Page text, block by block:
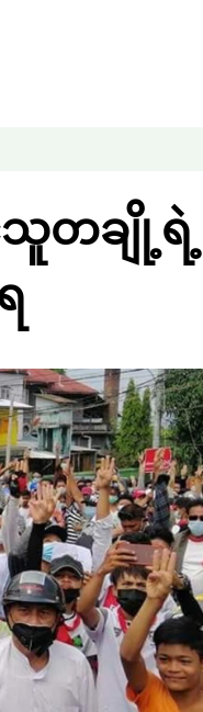
သူတချို့ရဲ့